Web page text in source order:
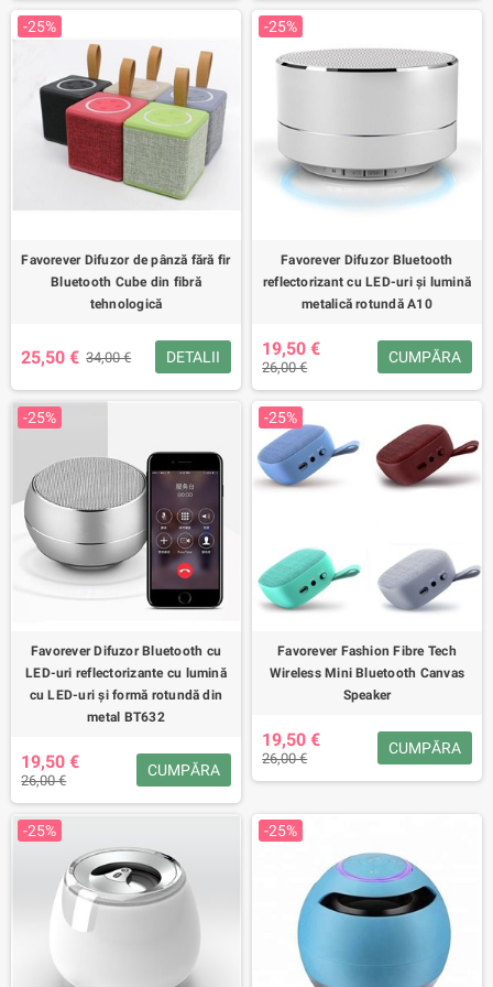
-25%
Favorever Difuzor de pânză fără fir
Bluetooth Cube din fibră
tehnologică
25,50 € 34,00 € DETALII
-25%
Favorever Difuzor Bluetooth
reflectorizant cu LED-uri și lumină
metalică rotundă A10
19,50 €
26,00 €
CUMPĂRA
-25%
Favorever Difuzor Bluetooth cu
LED-uri reflectorizante cu lumină
cu LED-uri și formă rotundă din
metal BT632
19,50 €
26,00 €
CUMPĂRA
-25%
Favorever Fashion Fibre Tech
Wireless Mini Bluetooth Canvas
Speaker
19,50 €
26,00 €
CUMPĂRA
-25% -25%